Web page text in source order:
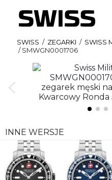
SWISS / ZEGARKI / SWISS
/SMWGN0001706
INNE WERSJE